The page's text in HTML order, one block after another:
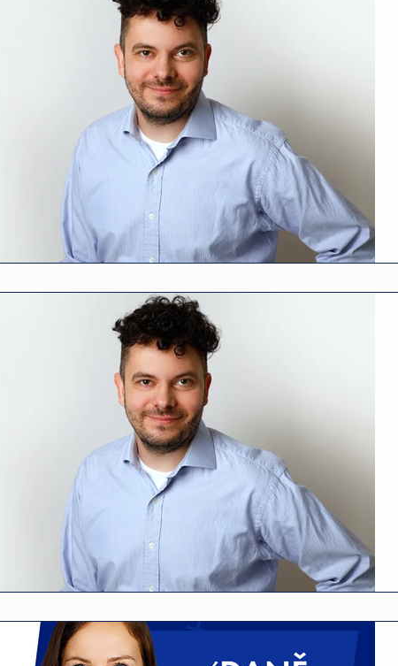
kompenzace
rozvojový program studenti brigády a daně
zdravotní postižení zaměstnávání zdravotně postižených